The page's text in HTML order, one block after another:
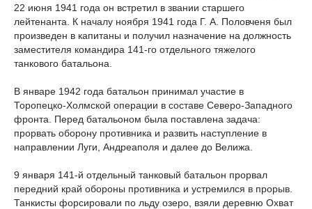
22 июня 1941 года он встретил в звании старшего
лейтенанта. К началу ноября 1941 года Г. А. Половченя был
произведен в капитаны и получил назначение на должность
заместителя командира 141-го отдельного тяжелого
танкового батальона.
В январе 1942 года батальон принимал участие в
Торопецко-Холмской операции в составе Северо-Западного
фронта. Перед батальоном была поставлена задача:
прорвать оборону противника и развить наступление в
направлении Луги, Андреаполя и далее до Велижа.
9 января 141-й отдельный танковый батальон прорвал
передний край обороны противника и устремился в прорыв.
Танкисты форсировали по льду озеро, взяли деревню Охват